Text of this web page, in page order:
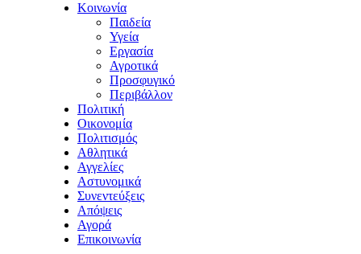
Κοινωνία
Παιδεία
Υγεία
Εργασία
Αγροτικά
Προσφυγικό
Περιβάλλον
Πολιτική
Οικονομία
Πολιτισμός
Αθλητικά
Αγγελίες
Αστυνομικά
Συνεντεύξεις
Απόψεις
Αγορά
Επικοινωνία